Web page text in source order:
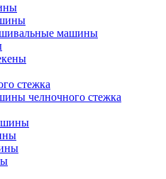
машины
стежка
челночного стежка